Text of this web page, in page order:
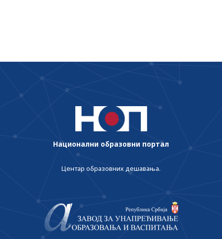
Национални образовни портал
Центар образовних дешавања.